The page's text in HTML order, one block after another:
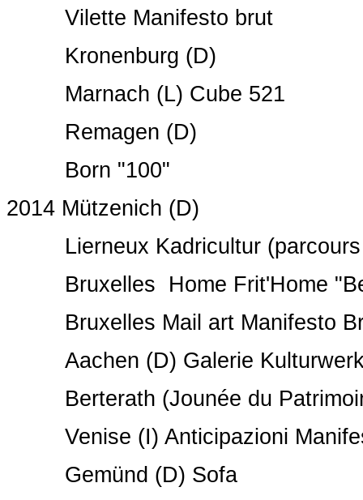
Vilette Manifesto brut
Kronenburg (D)
Marnach (L) Cube 521
Remagen (D)
Born "100"
2014 Mützenich (D)
Lierneux Kadricultur (parcours
Bruxelles Home Frit'Home
Bruxelles Mail art Manifesto
Aachen (D) Galerie
Berterath (Jounée du
Venise (I) Anticipazioni
Gemünd (D) Sofa